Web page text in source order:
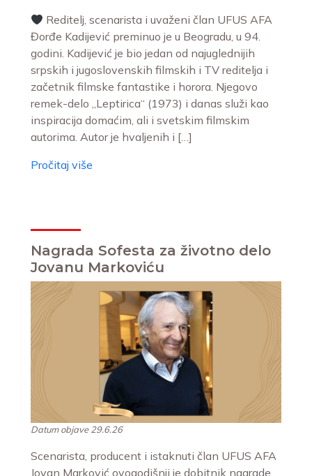
Reditelj, scenarista i uvaženi član UFUS AFA
Đorđe Kadijević preminuo je u Beogradu, u 94.
godini. Kadijević je bio jedan od najuglednijih
srpskih i jugoslovenskih filmskih i TV reditelja i
začetnik filmske fantastike i horora. Njegovo
remek-delo „Leptirica“ (1973) i danas služi kao
inspiracija domaćim, ali i svetskim filmskim
autorima. Autor je hvaljenih i […]
Pročitaj više
Nagrada Sofesta za životno delo
Jovanu Markoviću
Datum objave 29.6.26
Scenarista, producent i istaknuti član UFUS AFA
Jovan Marković ovogodišnji je dobitnik nagrade